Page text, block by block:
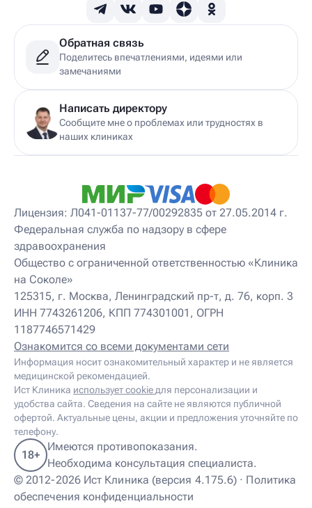
Обратная связь
Поделитесь впечатлениями, идеями или
замечаниями
Написать директору
Сообщите мне о проблемах или трудностях в
наших клиниках
Лицензия: Л041-01137-77/00292835 от 27.05.2014 г.
Федеральная служба по надзору в сфере
здравоохранения
Общество с ограниченной ответственностью «Клиника
на Соколе»
125315, г. Москва, Ленинградский пр-т, д. 76, корп. 3
ИНН 7743261206, КПП 774301001, ОГРН
1187746571429
Ознакомится со всеми документами сети
Информация носит ознакомительный характер и не является
медицинской рекомендацией.
Ист Клиника использует cookie для персонализации и
удобства сайта. Сведения на сайте не являются публичной
офертой. Актуальные цены, акции и предложения уточняйте по
телефону.
© 2012-2026 Ист Клиника (версия 4.175.6) · Политика
обеспечения конфиденциальности
Имеются противопоказания.
Необходима консультация специалиста.
18+